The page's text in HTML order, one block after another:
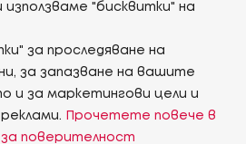
"бисквитки" на
за проследяване на
за запазване на вашите
и за маркетингови цели и
Прочетете повече в
поверителност